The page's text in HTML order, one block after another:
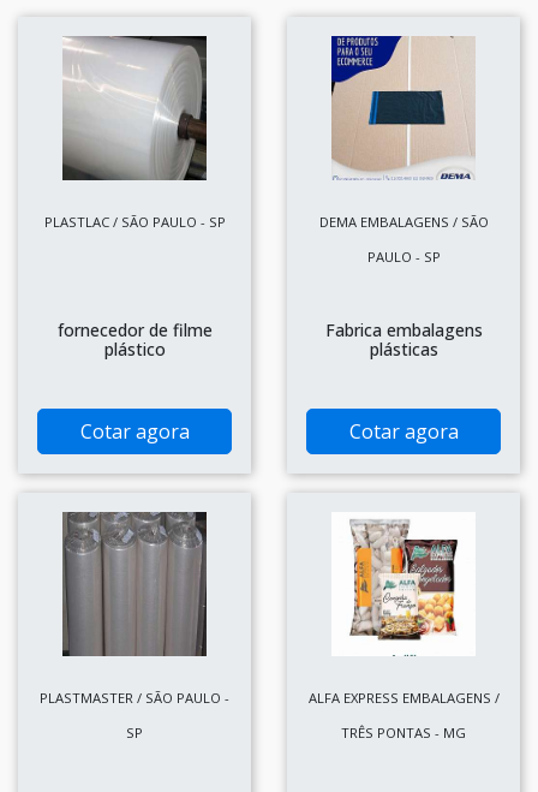
PLASTLAC / SÃO PAULO - SP
fornecedor de filme
plástico
Cotar agora
DEMA EMBALAGENS / SÃO
PAULO - SP
Fabrica embalagens
plásticas
Cotar agora
PLASTMASTER / SÃO PAULO -
SP
ALFA EXPRESS EMBALAGENS /
TRÊS PONTAS - MG